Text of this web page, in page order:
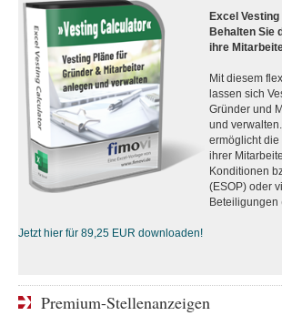
Excel
Behalten Sie
ihre
Mit diesem
lassen sich
Gründer und
und
ermöglicht die
ihrer
Konditionen
(ESOP) oder
Beteiligungen
Jetzt hier für 89,25 EUR downloaden!
Premium-Stellenanzeigen